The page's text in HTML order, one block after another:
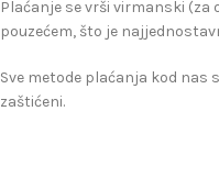
Plaćanje se vrši virmanski (za
pouzećem, što je
Sve metode plaćanja kod nas
zaštićeni.